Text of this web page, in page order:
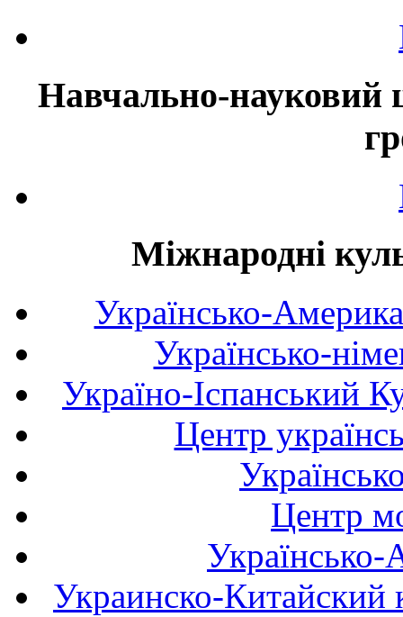
Навчально-науковий
Міжнародні
Українсько-
Українсько-
Україно-Іспанський
Центр
Центр
Українсько-
Украинско-Китайский